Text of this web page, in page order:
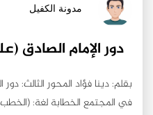
مدونة الكفيل
بقلم: دينا فؤاد المحور الثالث:
في المجتمع الخطابة لغة: